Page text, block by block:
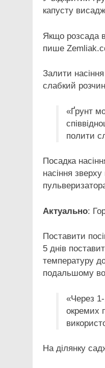
капусту
Якщо розсада
пише
Залити
слабкий
«Ґрунт
полити
Посадка
насіння
Актуально:
Поставити
5 днів
температуру
подальшому
«Через 1-
окремих
На ділянку